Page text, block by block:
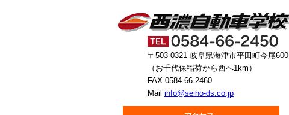
〒503-0321 岐阜県海津市平田町今尾600
（お千代保稲荷から西へ1km）
FAX 0584-66-2460
Mail info@seino-ds.co.jp